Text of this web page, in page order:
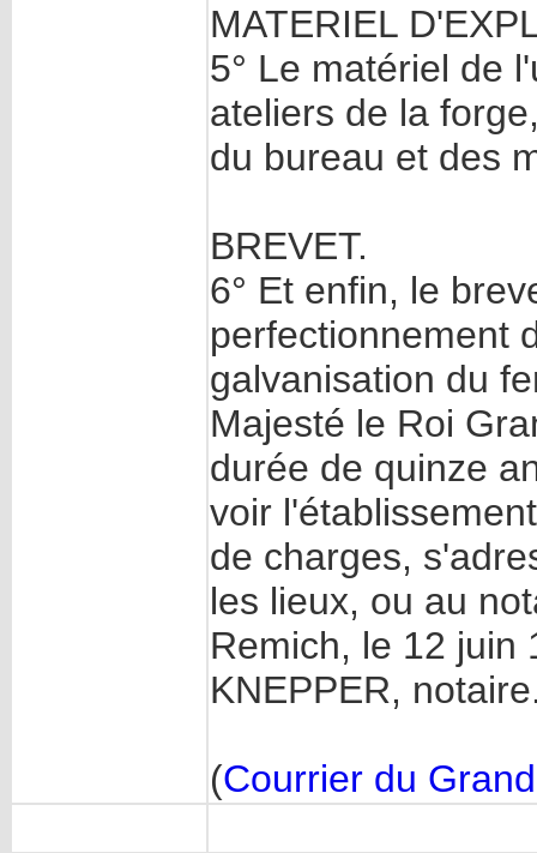
MATERIEL
5° Le matériel de
ateliers de la
du bureau et des
BREVET.
6° Et enfin, le
perfectionnement
galvanisation du
Majesté le Roi
durée de quinze
voir
de charges,
les lieux, ou au
Remich, le 12 juin
KNEPPER,
(Courrier du